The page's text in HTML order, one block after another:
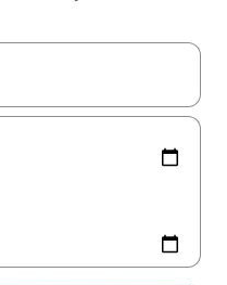
navegá con las